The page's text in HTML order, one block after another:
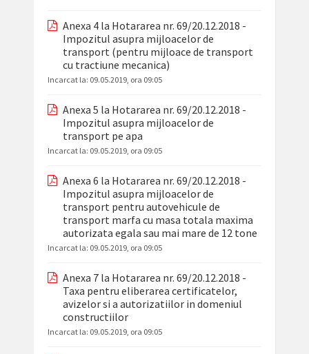
Anexa 4 la Hotararea nr. 69/20.12.2018 -
Impozitul asupra mijloacelor de
transport (pentru mijloace de transport
cu tractiune mecanica)
Incarcat la: 09.05.2019, ora 09:05
Anexa 5 la Hotararea nr. 69/20.12.2018 -
Impozitul asupra mijloacelor de
transport pe apa
Incarcat la: 09.05.2019, ora 09:05
Anexa 6 la Hotararea nr. 69/20.12.2018 -
Impozitul asupra mijloacelor de
transport pentru autovehicule de
transport marfa cu masa totala maxima
autorizata egala sau mai mare de 12 tone
Incarcat la: 09.05.2019, ora 09:05
Anexa 7 la Hotararea nr. 69/20.12.2018 -
Taxa pentru eliberarea certificatelor,
avizelor si a autorizatiilor in domeniul
constructiilor
Incarcat la: 09.05.2019, ora 09:05